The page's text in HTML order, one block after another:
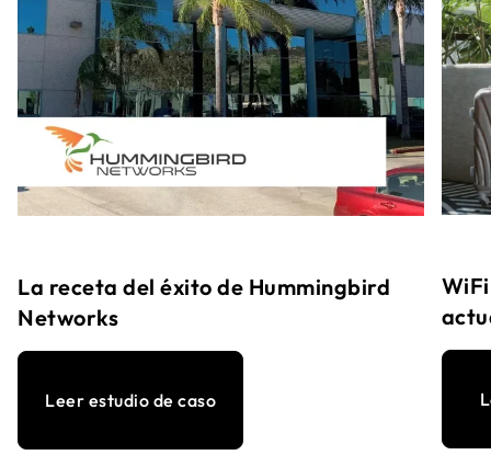
La receta del éxito de Hummingbird
Networks
Leer estudio de caso